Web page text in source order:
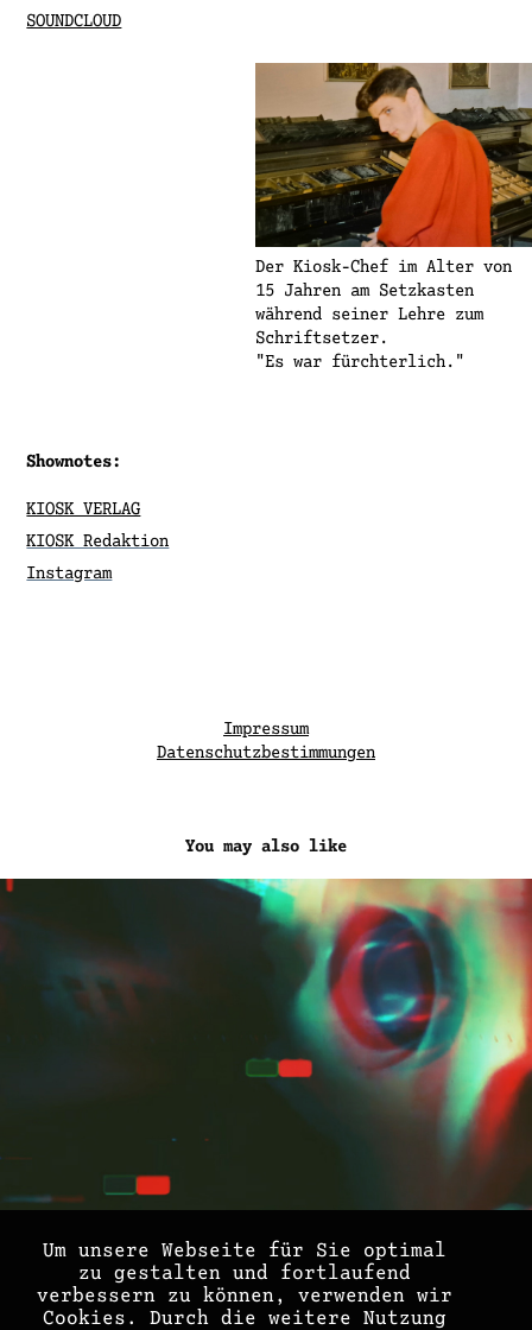
SOUNDCLOUD
Der Kiosk-Chef im Alter von
15 Jahren am Setzkasten
während seiner Lehre zum
Schriftsetzer.
"Es war fürchterlich."
Shownotes:
KIOSK VERLAG
KIOSK Redaktion
Instagram
Impressum
Datenschutzbestimmungen
You may also like
KIOSK Report - Eye Shock Fest
Um unsere Webseite für Sie optimal
zu gestalten und fortlaufend
verbessern zu können, verwenden wir
Cookies. Durch die weitere Nutzung